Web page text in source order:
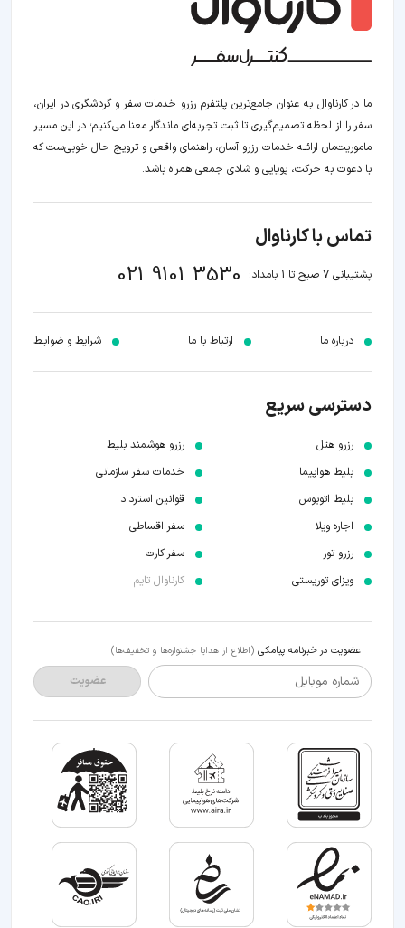
ما در کارناوال به عنوان جامع‌ترین پلتفرم رزرو خدمات سفر و گردشگری در ایران،
سفر را از لحظه‌ تصمیم‌گیری تا ثبت تجربه‌ای ماندگار معنا می‌کنیم؛ در این مسیر‍
ماموریت‌مان اراﺋــﻪ خدمات رزرو آسان، راهنمای واقعی و ترویج حال خوبی‌ست که
با دعوت به حرکت، پویایی و شادی جمعی همراه باشد.
تماس با کارناوال
پشتیبانی 7 صبح تا 1 بامداد: 021 9101 3530
درباره ما ارتباط با ما شرایط و ضوابـط
دسترسی سریع
رزرو هتل
بلیط هواپیما
بلیط اتوبوس
اجاره ویلا
رزرو تور
ویزای توریستی
رزرو هوشمند بلیط
خدمات سفر سازمانی
قوانین استرداد
سفر اقساطی
سفر کارت
کارناوال تایم
عضویت در خبرنامه پیامکی (اطلاع از هدایا جشنواره‌ها و تخفیف‌ها)
شماره موبایل عضویت